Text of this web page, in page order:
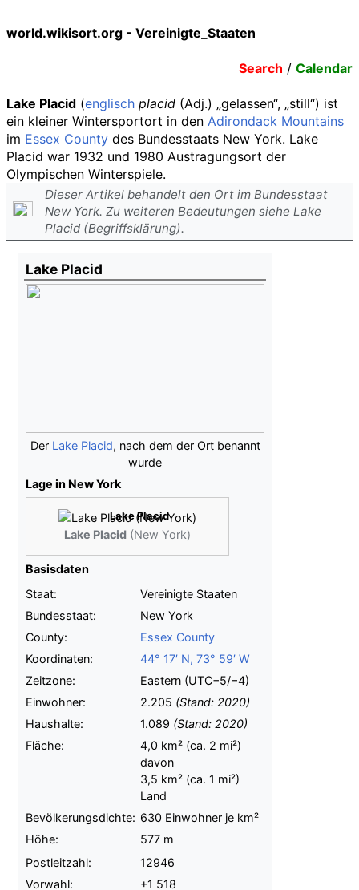
world.wikisort.org - Vereinigte_Staaten
Search / Calendar
Lake Placid (englisch placid (Adj.) „gelassen“, „still“) ist
ein kleiner Wintersportort in den Adirondack Mountains
im Essex County des Bundesstaats New York. Lake
Placid war 1932 und 1980 Austragungsort der
Olympischen Winterspiele.
Dieser Artikel behandelt den Ort im Bundesstaat
New York. Zu weiteren Bedeutungen siehe Lake
Placid (Begriffsklärung).
Lake Placid
Der Lake Placid, nach dem der Ort benannt
wurde
Lage in New York
Lake Placid (New York)
Lake Placid
Basisdaten
Staat:
Vereinigte Staaten
Bundesstaat:
New York
County:
Essex County
Koordinaten:
44° 17′ N,73° 59′ W
Zeitzone:
Eastern (UTC−5/−4)
Einwohner:
2.205 (Stand: 2020)
Haushalte:
1.089 (Stand: 2020)
Fläche:
4,0 km² (ca. 2 mi²)
davon
3,5 km² (ca. 1 mi²)
Land
Bevölkerungsdichte: 630 Einwohner je km²
Höhe:
577 m
Postleitzahl:
12946
Vorwahl:
+1 518